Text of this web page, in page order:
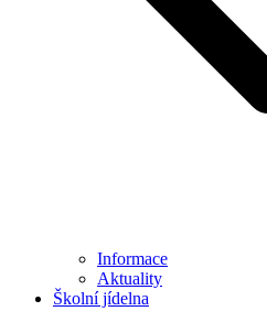
Informace
Aktuality
Školní jídelna